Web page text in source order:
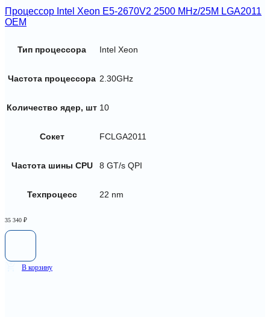
Процессор Intel Xeon E5-2670V2 2500 MHz/25M LGA2011
OEM
Тип процессора Intel Xeon
Частота процессора 2.30GHz
Количество ядер, шт 10
Сокет FCLGA2011
Частота шины CPU 8 GT/s QPI
Техпроцесс 22 nm
35 340 ₽
В корзину